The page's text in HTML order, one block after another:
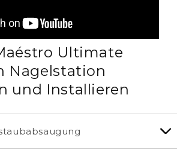
Ultimate
Nagelstation
und Installieren